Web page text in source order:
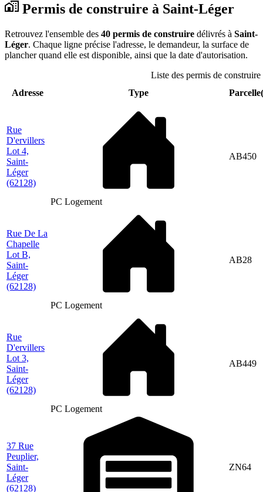
Permis de construire à Saint-Léger
Retrouvez l'ensemble des 40 permis de construire délivrés à Saint-
Léger. Chaque ligne précise l'adresse, le demandeur, la surface de
plancher quand elle est disponible, ainsi que la date d'autorisation.
Liste des permis de
Adresse
Type
Rue
D'ervillers
Lot 4,
Saint-
Léger
(62128)
PC Logement
AB450
Rue De La
Chapelle
Lot B,
Saint-
Léger
(62128)
PC Logement
AB28
Rue
D'ervillers
Lot 3,
Saint-
Léger
(62128)
PC Logement
AB449
37 Rue
Peuplier,
Saint-
Léger
(62128)
ZN64